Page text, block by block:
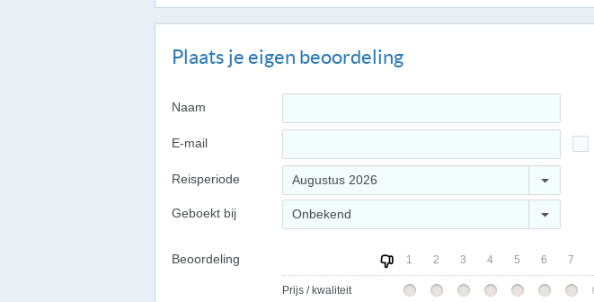
Plaats je eigen beoordeling
Naam
E-mail
Reisperiode Augustus 2026
Geboekt bij Onbekend
Beoordeling 1 2 3 4 5 6 7
Prijs / kwaliteit